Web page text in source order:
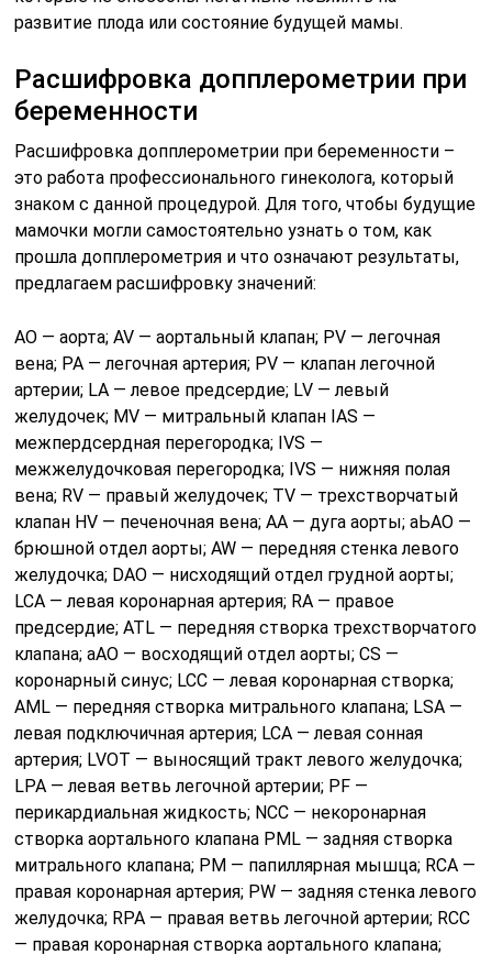
развитие плода или состояние будущей мамы.
Расшифровка допплерометрии при
беременности
Расшифровка допплерометрии при беременности –
это работа профессионального гинеколога, который
знаком с данной процедурой. Для того, чтобы будущие
мамочки могли самостоятельно узнать о том, как
прошла допплерометрия и что означают результаты,
предлагаем расшифровку значений:
АО — аорта; AV — аортальный клапан; PV — легочная
вена; РА — легочная артерия; PV — клапан легочной
артерии; LA — левое предсердие; LV — левый
желудочек; МV — митральный клапан IAS —
межпердсердная перегородка; IVS —
межжелудочковая перегородка; IVS — нижняя полая
вена; RV — правый желудочек; TV — трехстворчатый
клапан HV — печеночная вена; АА — дуга аорты; аЬАО —
брюшной отдел аорты; AW — передняя стенка левого
желудочка; DAO — нисходящий отдел грудной аорты;
LCA — левая коронарная артерия; RA — правое
предсердие; ATL — передняя створка трехстворчатого
клапана; аАО — восходящий отдел аорты; CS —
коронарный синус; LCC — левая коронарная створка;
AML — передняя створка митрального клапана; LSA —
левая подключичная артерия; LCA — левая сонная
артерия; LVOT — выносящий тракт левого желудочка;
LPA — левая ветвь легочной артерии; PF —
перикардиальная жидкость; NCC — некоронарная
створка аортального клапана PML — задняя створка
митрального клапана; РМ — папиллярная мышца; RCA —
правая коронарная артерия; PW — задняя стенка левого
желудочка; RPA — правая ветвь легочной артерии; RCC
— правая коронарная створка аортального клапана;